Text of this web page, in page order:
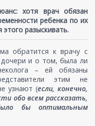
хотя врач обязан
ребенка по их
разыскивать.
обратится к врачу с
и о том, была ли
– ей обязаны
этим не
узнают (если, конечно,
обо всем рассказать,
бы оптимальным